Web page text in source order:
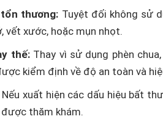
thương: Tuyệt đối không sử
vết xước, hoặc mụn nhọt.
thế:Thay vì sử dụng phèn
kiểm định về độ an toàn và
xuất hiện các dấu hiệu bất
thăm khám.